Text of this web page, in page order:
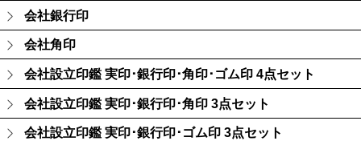
会社銀行印
会社角印
会社設立印鑑 実印･銀行印･角印･ゴム印 4点セット
会社設立印鑑 実印･銀行印･角印 3点セット
会社設立印鑑 実印･銀行印･ゴム印 3点セット